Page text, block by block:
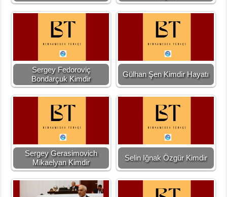
Sergey Fedoroviç
Bondarçuk Kimdir
Gülhan Şen Kimdir Hayatı
Sergey Gerasimovich
Mikaelyan Kimdir
Selin Iğnak Özgür Kimdir